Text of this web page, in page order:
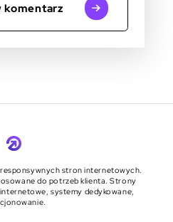
komentarz
stron internetowych.
do potrzeb klienta. Strony
systemy dedykowane,